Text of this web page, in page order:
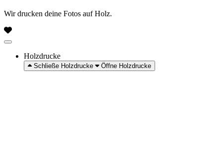
Wir drucken deine Fotos auf Holz.
Holzdrucke
Schließe Holzdrucke Öffne Holzdrucke